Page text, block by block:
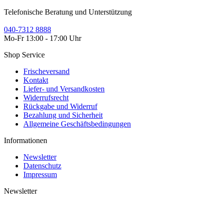
Telefonische Beratung und Unterstützung
040-7312 8888
Mo-Fr 13:00 - 17:00 Uhr
Shop Service
Frischeversand
Kontakt
Liefer- und Versandkosten
Widerrufsrecht
Rückgabe und Widerruf
Bezahlung und Sicherheit
Allgemeine Geschäftsbedingungen
Informationen
Newsletter
Datenschutz
Impressum
Newsletter